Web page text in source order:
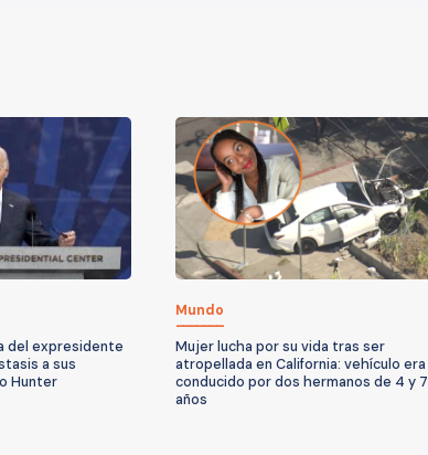
del expresidente
a sus
Hunter
Mundo
Mujer lucha por su vida tras ser
atropellada en California: vehículo era
conducido por dos hermanos de 4 y 7
años